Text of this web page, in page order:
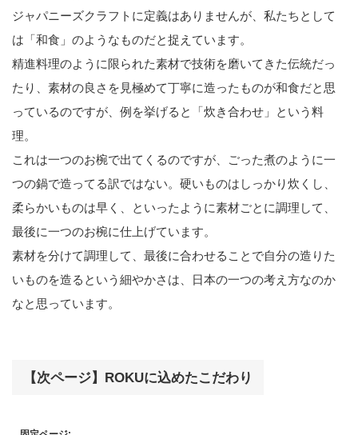
ジャパニーズクラフトに定義はありませんが、私たちとして
は「和食」のようなものだと捉えています。
精進料理のように限られた素材で技術を磨いてきた伝統だっ
たり、素材の良さを見極めて丁寧に造ったものが和食だと思
っているのですが、例を挙げると「炊き合わせ」という料
理。
これは一つのお椀で出てくるのですが、ごった煮のように一
つの鍋で造ってる訳ではない。硬いものはしっかり炊くし、
柔らかいものは早く、といったように素材ごとに調理して、
最後に一つのお椀に仕上げています。
素材を分けて調理して、最後に合わせることで自分の造りた
いものを造るという細やかさは、日本の一つの考え方なのか
なと思っています。
【次ページ】ROKUに込めたこだわり